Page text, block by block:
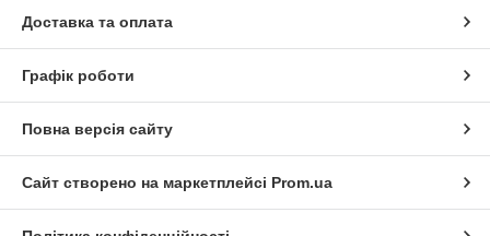
Доставка та оплата
Графік роботи
Повна версія сайту
Сайт створено на маркетплейсі Prom.ua